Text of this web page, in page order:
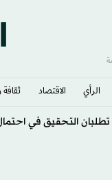
الرأي الاقتصاد
التحقيق في